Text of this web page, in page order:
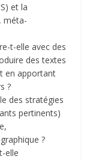
et la
méta-
t-elle avec des
des textes
en apportant
?
des stratégies
pertinents)
?
elle